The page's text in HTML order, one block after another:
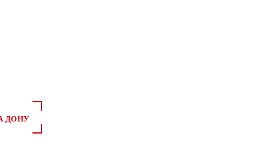
ДОНУ